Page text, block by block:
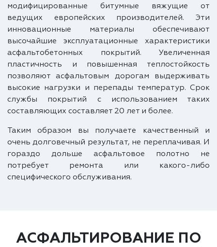
модифицированные битумные вяжущие от
ведущих европейских производителей. Эти
инновационные материалы обеспечивают
высочайшие эксплуатационные характеристики
асфальтобетонных покрытий. Увеличенная
пластичность и повышенная теплостойкость
позволяют асфальтовым дорогам выдерживать
высокие нагрузки и перепады температур. Срок
службы покрытий с использованием таких
составляющих составляет 20 лет и более.
Таким образом вы получаете качественный и
очень долговечный результат, не переплачивая. И
гораздо дольше асфальтовое полотно не
потребует ремонта или какого-либо
специфического обслуживания.
АСФАЛЬТИРОВАНИЕ ПО